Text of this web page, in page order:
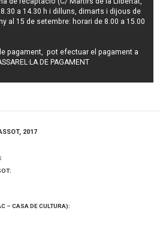
a 14.30 h i dilluns, dimarts i dijous de
al 15 de setembre: horari de 8.00 a 15.00
pagament, pot efectuar el pagament a
DE PAGAMENT
2017
– CASA DE CULTURA):